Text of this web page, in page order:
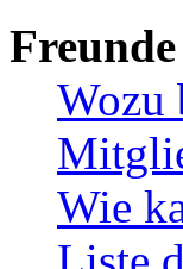
Wozu
Wie